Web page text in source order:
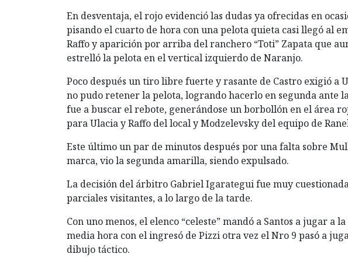
En desventaja, el rojo evidenció las dudas ya ofrecidas en
pisando el cuarto de hora con una pelota quieta casi llegó al
Raffo y aparición por arriba del ranchero “Toti” Zapata que
estrelló la pelota en el vertical izquierdo de Naranjo.
Poco después un tiro libre fuerte y rasante de Castro exigió a
no pudo retener la pelota, logrando hacerlo en segunda ante
fue a buscar el rebote, generándose un borbollón en el área
para Ulacia y Raffo del local y Modzelevsky del equipo de
Este último un par de minutos después por una falta sobre
marca, vio la segunda amarilla, siendo expulsado.
La decisión del árbitro Gabriel Igarategui fue muy
parciales visitantes, a lo largo de la tarde.
Con uno menos, el elenco “celeste” mandó a Santos a jugar a
media hora con el ingresó de Pizzi otra vez el Nro 9 pasó a
dibujo táctico.